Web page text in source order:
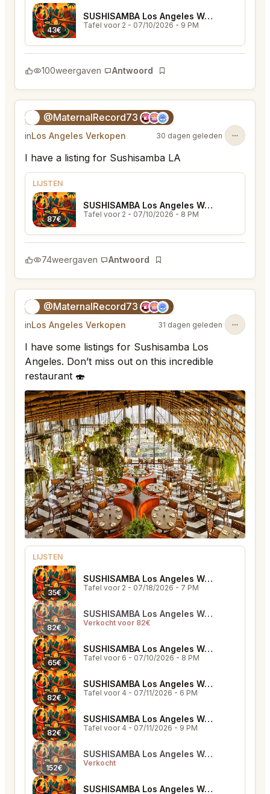
43€
SUSHISAMBA Los Angeles West Hollywood
Tafel voor 2 - 07/10/2026 - 9 PM
100weergaven Antwoord
Bladwijzer
@MaternalRecord73
inLos Angeles Verkopen 30 dagen geleden
I have a listing for Sushisamba LA
LIJSTEN
87€
SUSHISAMBA Los Angeles West Hollywood
Tafel voor 2 - 07/10/2026 - 8 PM
74weergaven Antwoord
Bladwijzer
@MaternalRecord73
inLos Angeles Verkopen 31 dagen geleden
I have some listings for Sushisamba Los
Angeles. Don’t miss out on this incredible
restaurant 🍣
LIJSTEN
35€
SUSHISAMBA Los Angeles West Hollywood
Tafel voor 2 - 07/18/2026 - 7 PM
82€
SUSHISAMBA Los Angeles West Hollywood
Verkocht voor 82€
65€
SUSHISAMBA Los Angeles West Hollywood
Tafel voor 6 - 07/10/2026 - 8 PM
82€
SUSHISAMBA Los Angeles West Hollywood
Tafel voor 4 - 07/11/2026 - 6 PM
82€
SUSHISAMBA Los Angeles West Hollywood
Tafel voor 4 - 07/11/2026 - 9 PM
152€
SUSHISAMBA Los Angeles West Hollywood
Verkocht
SUSHISAMBA Los Angeles West Hollywood